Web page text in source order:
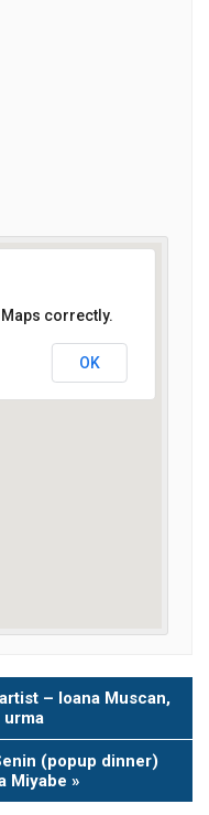
correctly.
OK
– Ioana Muscan,
urma
(popup dinner)
Miyabe »